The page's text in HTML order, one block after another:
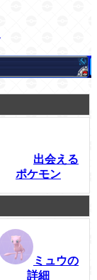
出会える
ポケモン
ミュウの
詳細